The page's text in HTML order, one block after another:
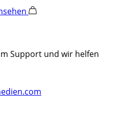
Support und wir helfen